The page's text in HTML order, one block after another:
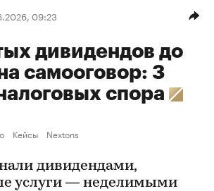
09:23
дивидендов до
самооговор: 3
спора
Кейсы Nextons
дивидендами,
услуги — неделимыми